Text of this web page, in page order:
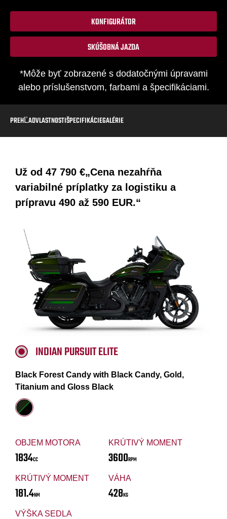
KONFIGURÁTOR
SKÚŠOBNÁ JAZDA
*Môže byť zobrazené s dodatočnými úpravami
alebo príslušenstvom, farbami a špecifikáciami.
PREHĽADVLASTNOSTIŠPECIFIKÁCIEGALÉRIE
Už od 47 790 €„Cena nezahŕňa
variabilné príplatky za logistiku a
prípravu 490 až 590 EUR.“
OBJEM MOTORA
1834CC
KRÚTIVÝ MOMENT
3600RPM
KRÚTIVÝ MOMENT
181.4NM
VÁHA
428KG
VÝŠKA SEDLA
INDIAN PURSUIT ELITE
Black Forest Candy with Black Candy, Gold,
Titanium and Gloss Black